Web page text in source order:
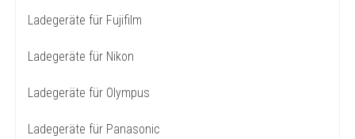
Ladegeräte für Fujifilm
Ladegeräte für Nikon
Ladegeräte für Olympus
Ladegeräte für Panasonic